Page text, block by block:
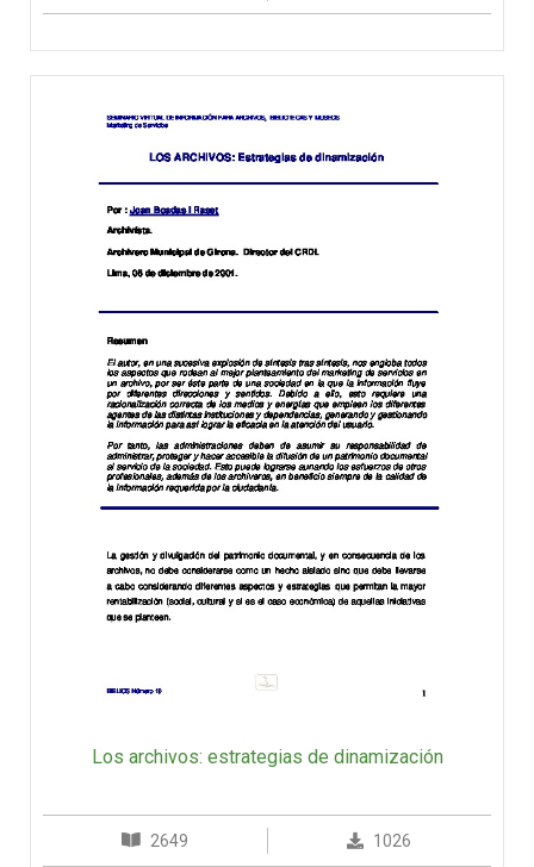
Los archivos: estrategias de dinamización
2649 1026